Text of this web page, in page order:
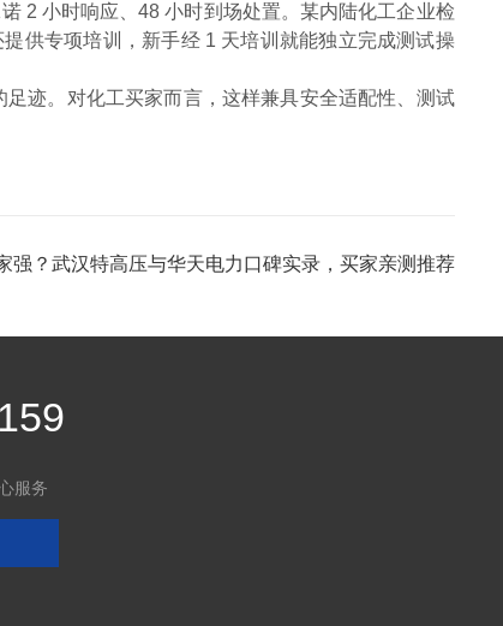
2 小时响应、48 小时到场处置。某内陆化工企业检
供专项培训，新手经 1 天培训就能独立完成测试操
迹。对化工买家而言，这样兼具安全适配性、测试
强？武汉特高压与华天电力口碑实录，买家亲测推荐
服务